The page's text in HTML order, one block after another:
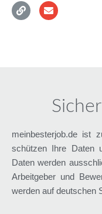
meinbesterjob.de ist
schützen Ihre Daten
Daten werden
Arbeitgeber und
werden auf deutschen